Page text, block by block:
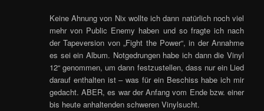
Keine Ahnung von Nix wollte ich dann natürlich noch viel
mehr von Public Enemy haben und so fragte ich nach
der Tapeversion von „Fight the Power“, in der Annahme
es sei ein Album. Notgedrungen habe ich dann die Vinyl
12“ genommen, um dann festzustellen, dass nur ein Lied
darauf enthalten ist – was für ein Beschiss habe ich mir
gedacht. ABER, es war der Anfang vom Ende bzw. einer
bis heute anhaltenden schweren Vinylsucht.